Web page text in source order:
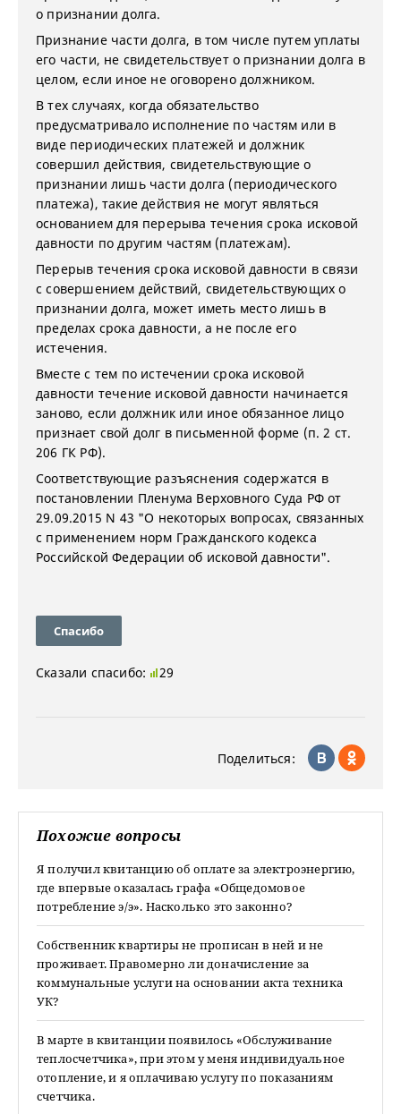
о признании долга.
Признание части долга, в том числе путем уплаты
его части, не свидетельствует о признании долга в
целом, если иное не оговорено должником.
В тех случаях, когда обязательство
предусматривало исполнение по частям или в
виде периодических платежей и должник
совершил действия, свидетельствующие о
признании лишь части долга (периодического
платежа), такие действия не могут являться
основанием для перерыва течения срока исковой
давности по другим частям (платежам).
Перерыв течения срока исковой давности в связи
с совершением действий, свидетельствующих о
признании долга, может иметь место лишь в
пределах срока давности, а не после его
истечения.
Вместе с тем по истечении срока исковой
давности течение исковой давности начинается
заново, если должник или иное обязанное лицо
признает свой долг в письменной форме (п. 2 ст.
206 ГК РФ).
Соответствующие разъяснения содержатся в
постановлении Пленума Верховного Суда РФ от
29.09.2015 N 43 "О некоторых вопросах, связанных
с применением норм Гражданского кодекса
Российской Федерации об исковой давности".
Спасибо
Сказали спасибо: 29
Поделиться:
Похожие вопросы
Я получил квитанцию об оплате за электроэнергию,
где впервые оказалась графа «Общедомовое
потребление э/э». Насколько это законно?
Собственник квартиры не прописан в ней и не
проживает. Правомерно ли доначисление за
коммунальные услуги на основании акта техника
УК?
В марте в квитанции появилось «Обслуживание
теплосчетчика», при этом у меня индивидуальное
отопление, и я оплачиваю услугу по показаниям
счетчика.